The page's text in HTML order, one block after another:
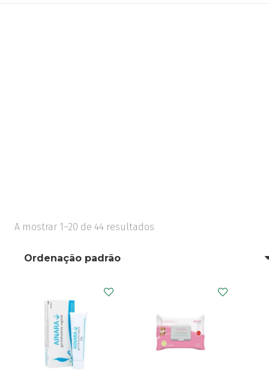
A mostrar 1–20 de 44 resultados